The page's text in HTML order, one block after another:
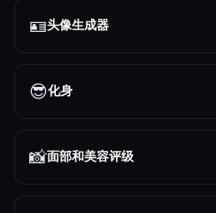
🪪头像生成器
😎化身
📸面部和美容评级